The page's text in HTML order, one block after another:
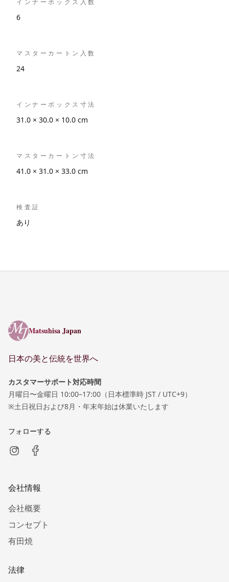
インナーボックス入数
6
マスターカートン入数
24
インナーボックス寸法
31.0 × 30.0 × 10.0 cm
マスターカートン寸法
41.0 × 31.0 × 33.0 cm
検査証
あり
Matsuhisa Japan
Matsuhisa Japan
日本の美と伝統を世界へ
カスタマーサポート対応時間
月曜日〜金曜日 10:00–17:00（日本標準時 JST / UTC+9）
※土日祝日および8月・年末年始は休業いたします
フォローする
会社情報
会社概要
コンセプト
有田焼
法律